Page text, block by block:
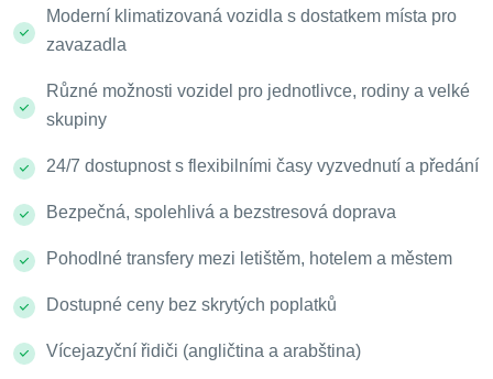
Moderní klimatizovaná vozidla s dostatkem místa pro
zavazadla
Různé možnosti vozidel pro jednotlivce, rodiny a velké
skupiny
24/7 dostupnost s flexibilními časy vyzvednutí a předání
Bezpečná, spolehlivá a bezstresová doprava
Pohodlné transfery mezi letištěm, hotelem a městem
Dostupné ceny bez skrytých poplatků
Vícejazyční řidiči (angličtina a arabština)